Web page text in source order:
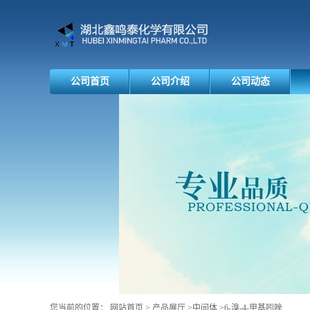
公司首页 公司介绍 公司动态
您当前的位置： 网站首页 > 产品展厅 >中间体 >6-溴-4-甲基吲唑